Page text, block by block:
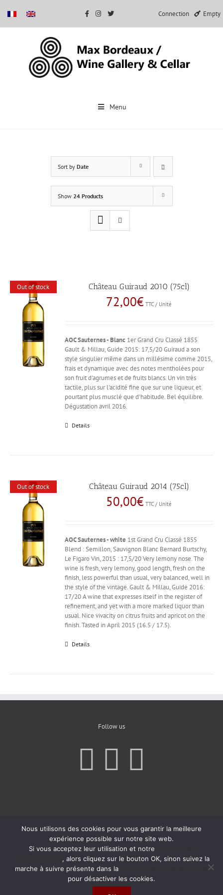
Connection Empty
Menu
Sort by Date
Show 24 Products
Out of stock Château Guiraud 2010 (75cl)
72,00€ TTC / Unité
AOC Sauternes - Blanc 1er Grand Cru Classé 1855
Gault & Millau, Guide 2015: 17,5/20 Guiraud a son
style singulier même dans un millésime comme 2015,
frais et dynamique avec des notes mentholées pour
son fruit d'agrumes et de fruits blancs. Un vin très
tactile, plus sur l'acidité fine que sur une liqueur, et
pourtant plus musclé que d'habitude. Bel équilibre.
Dégustation avril 2016.
Details
Out of stock Château Guiraud 2014 (75cl)
50,00€ TTC / Unité
AOC Sauternes - white 1st Grand Cru Classé 1855
Blend : Semillon, Sauvignon Blanc Bernard Burtschy,
Le Figaro Vin, 2015 : 17,5/20 Very lemony nose. The
wine is fresh, very lemony, good length, fresh on the
finish, less powerful than usual, very balanced, well in
the style of the vintage. Gault & Millau, Guide 2016:
17/20 A wine that expresses itself in the register of
refinement, and yet with a more marked liquor than
usual. Nice vivacity on citrus fruits and apricot on the
finish. Tasted in April 2015 (16.5 / 17.5).
Details
Follow us
Nous utilisons des cookies pour vous garantir la meilleure
expérience possible sur notre site web.
Si vous acceptez leur utilisation et notre
, alors cliquez sur le bouton OK, sinon suivez la
marche à suivre présente dans la
pour désactiver les cookies.